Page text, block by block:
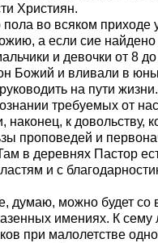
Християн.
во всяком
а если сие
и девочки от 8
Божий и вливали в
на пути
требуемых от
к довольству,
проповедей и
в деревнях Пастор
и с
думаю, можно будет со
имениях. К сему
при малолетстве